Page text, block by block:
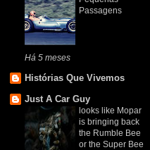
Passagens
Há 5 meses
Histórias Que Vivemos
Just A Car Guy
looks like Mopar
is bringing back
the Rumble Bee
or the Super Bee